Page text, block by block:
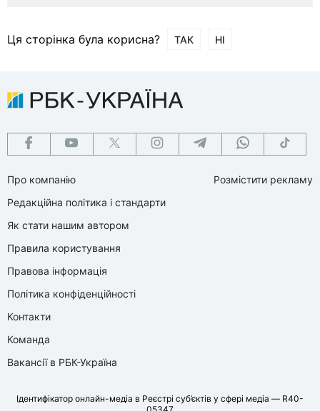
Ця сторінка була корисна? ТАК НІ
Про компанію
Редакційна політика і стандарти
Як стати нашим автором
Правила користування
Правова інформація
Політика конфіденційності
Контакти
Команда
Вакансії в РБК-Україна
Розмістити рекламу
Ідентифікатор онлайн-медіа в Реєстрі суб’єктів у сфері медіа — R40-